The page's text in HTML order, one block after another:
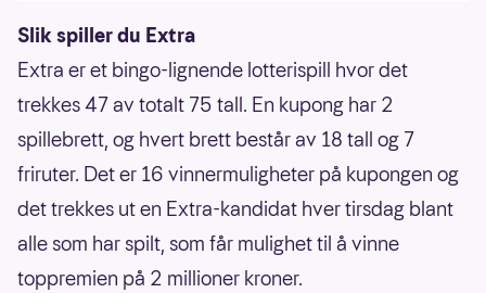
Slik spiller du Extra
Extra er et bingo-lignende lotterispill hvor det
trekkes 47 av totalt 75 tall. En kupong har 2
spillebrett, og hvert brett består av 18 tall og 7
friruter. Det er 16 vinnermuligheter på kupongen og
det trekkes ut en Extra-kandidat hver tirsdag blant
alle som har spilt, som får mulighet til å vinne
toppremien på 2 millioner kroner.